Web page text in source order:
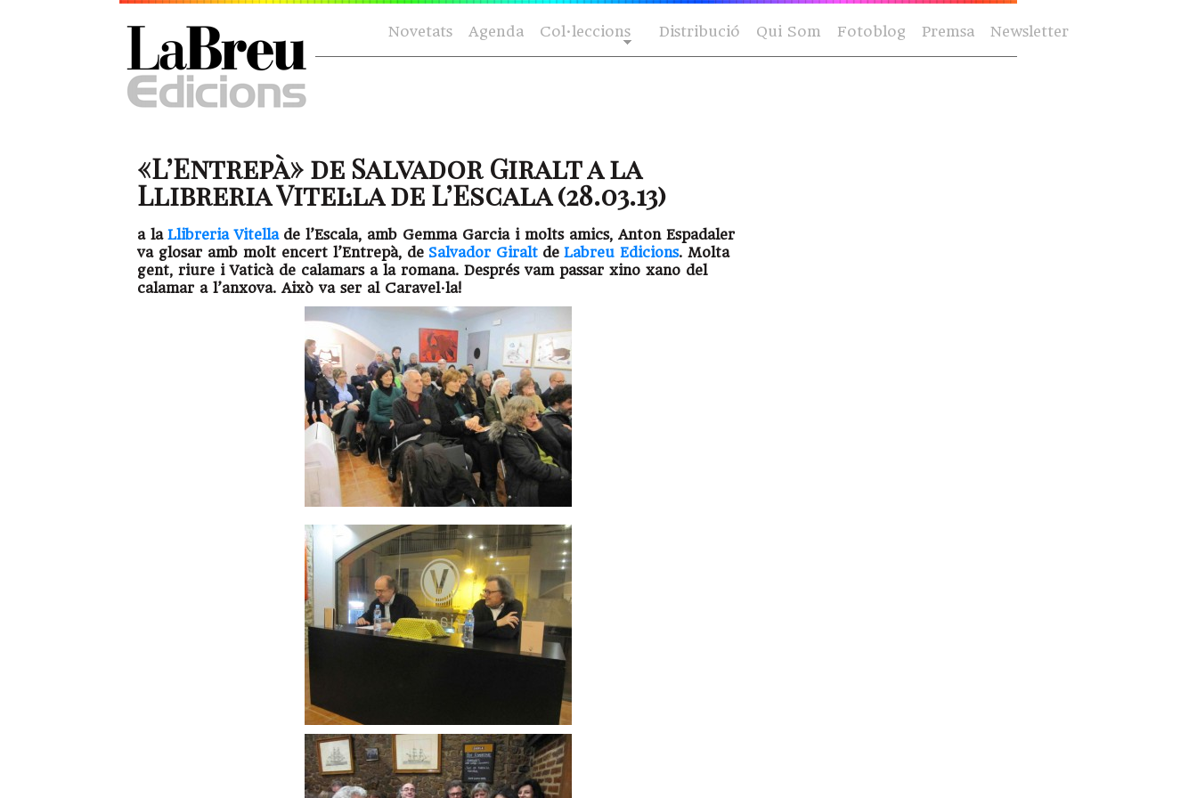
Novetats Agenda Col·leccions Distribució Qui Som Fotoblog Premsa Newsletter
«L’Entrepà» de Salvador Giralt a la
Llibreria Vitel·la de L’Escala (28.03.13)
a laLlibreria Vitellade l’Escala, amb Gemma Garcia i molts amics, Anton Espadaler
va glosar amb molt encert l’Entrepà, de Salvador Giralt deLabreu Edicions. Molta
gent, riure i Vaticà de calamars a la romana. Després vam passar xino xano del
calamar a l’anxova. Això va ser al Caravel·la!